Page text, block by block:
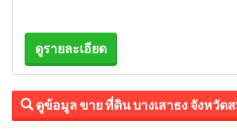
ดูรายละเอียด
ดูข้อมูล ขาย ที่ดิน บางเสาธง จังหวัด